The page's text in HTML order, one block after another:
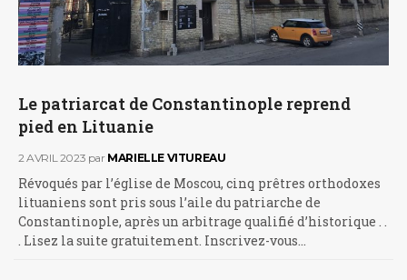
Le patriarcat de Constantinople reprend
pied en Lituanie
2 AVRIL 2023 par MARIELLE VITUREAU
Révoqués par l’église de Moscou, cinq prêtres orthodoxes
lituaniens sont pris sous l’aile du patriarche de
Constantinople, après un arbitrage qualifié d’historique . .
. Lisez la suite gratuitement. Inscrivez-vous…